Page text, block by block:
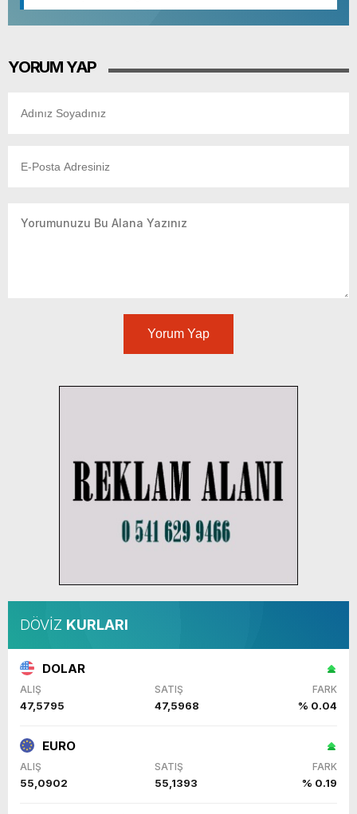
YORUM YAP
Yorum Yap
DÖVİZ KURLARI
DOLAR
ALIŞ SATIŞ FARK
47,5795 47,5968 % 0.04
EURO
ALIŞ SATIŞ FARK
55,0902 55,1393 % 0.19